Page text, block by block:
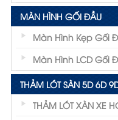
MÀN HÌNH GỐI ĐẦU
Màn Hình Kẹp Gối
Màn Hình LCD Gối
THẢM LÓT SÀN 5D 6D
THẢM LÓT XÀN XE